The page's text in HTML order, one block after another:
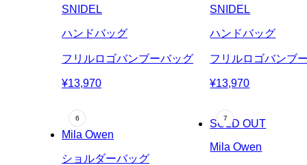
SNIDEL
ハンドバッグ
フリルロゴバンブーバッグ
¥13,970
SNIDEL
ハンドバッグ
フリルロゴバンブ
¥13,970
Mila Owen
ショルダーバッグ
SOLD OUT
Mila Owen